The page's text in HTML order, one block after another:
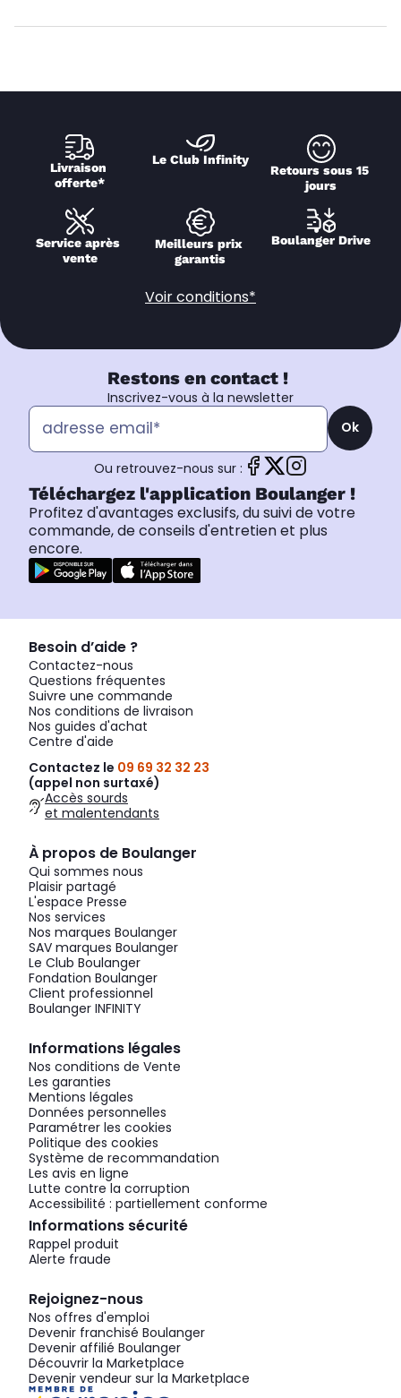
Livraison
offerte*
Le Club Infinity
Retours sous 15
jours
Service après
vente
Meilleurs prix
garantis
Boulanger Drive
Voir conditions*
Restons en contact !
Inscrivez-vous à la newsletter
Ok
Ou retrouvez-nous sur :
Téléchargez l'application Boulanger !
Profitez d'avantages exclusifs, du suivi de votre
commande, de conseils d'entretien et plus
encore.
Besoin d’aide ?
Contactez-nous
Questions fréquentes
Suivre une commande
Nos conditions de livraison
Nos guides d'achat
Centre d'aide
Contactez le 09 69 32 32 23
(appel non surtaxé)
Accès sourds
et malentendants
À propos de Boulanger
Qui sommes nous
Plaisir partagé
L'espace Presse
Nos services
Nos marques Boulanger
SAV marques Boulanger
Le Club Boulanger
Fondation Boulanger
Client professionnel
Boulanger INFINITY
Informations légales
Nos conditions de Vente
Les garanties
Mentions légales
Données personnelles
Paramétrer les cookies
Politique des cookies
Système de recommandation
Les avis en ligne
Lutte contre la corruption
Accessibilité : partiellement conforme
Informations sécurité
Rappel produit
Alerte fraude
Rejoignez-nous
Nos offres d'emploi
Devenir franchisé Boulanger
Devenir affilié Boulanger
Découvrir la Marketplace
Devenir vendeur sur la Marketplace